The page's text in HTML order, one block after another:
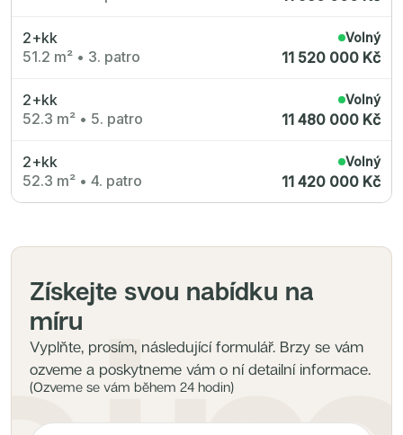
2+kk
51.2 m² • 3. patro
Volný
11 520 000 Kč
2+kk
52.3 m² • 5. patro
Volný
11 480 000 Kč
2+kk
52.3 m² • 4. patro
Volný
11 420 000 Kč
Získejte svou nabídku na
míru
Vyplňte, prosím, následující formulář. Brzy se vám
ozveme a poskytneme vám o ní detailní informace.
(Ozveme se vám během 24 hodin)